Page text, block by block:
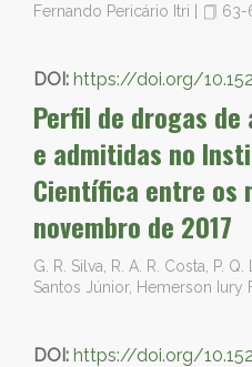
Fernando Pericário Itri
63-
DOI: https://doi.org/
Perfil de drogas de
e admitidas no
Científica entre os
novembro de 2017
G. R. Silva, R. A. R. Costa, P.
Santos Júnior, Hemerson Iury
DOI: https://doi.org/